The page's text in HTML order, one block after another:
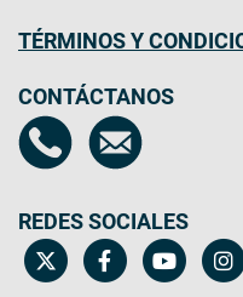
TÉRMINOS Y
CONTÁCTANOS
REDES SOCIALES